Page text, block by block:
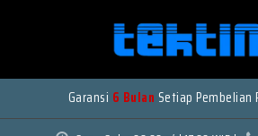
Garansi 6 Bulan Setiap Pembelian